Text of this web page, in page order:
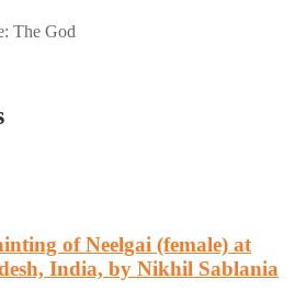
The God
of Neelgai (female) at
India, by Nikhil Sablania